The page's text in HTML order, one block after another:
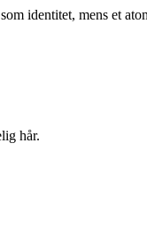
identitet, mens et
hår.